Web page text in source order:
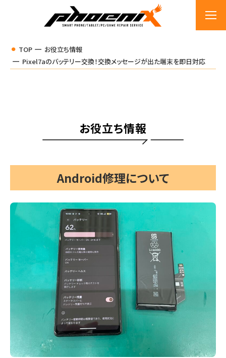
TOP
お役立ち情報
Pixel7aのバッテリー交換！交換メッセージが出た端末を即日対応
お役立ち情報
Android修理について